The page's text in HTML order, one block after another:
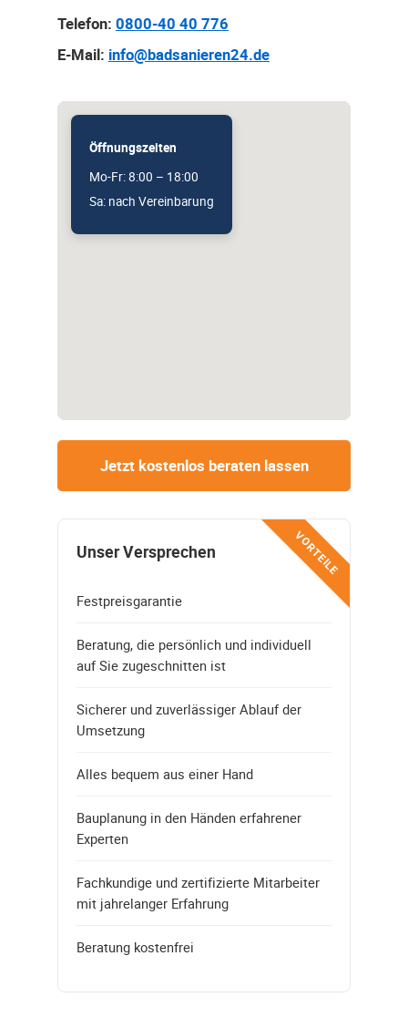
Telefon: 0800-40 40 776
E-Mail: info@badsanieren24.de
Öffnungszeiten
Mo-Fr: 8:00 – 18:00
Sa: nach Vereinbarung
Jetzt kostenlos beraten lassen
VORTEILE
Unser Versprechen
Festpreisgarantie
Beratung, die persönlich und individuell
auf Sie zugeschnitten ist
Sicherer und zuverlässiger Ablauf der
Umsetzung
Alles bequem aus einer Hand
Bauplanung in den Händen erfahrener
Experten
Fachkundige und zertifizierte Mitarbeiter
mit jahrelanger Erfahrung
Beratung kostenfrei